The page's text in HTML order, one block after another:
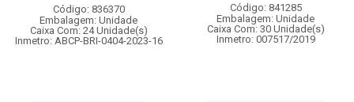
Código: 836370
Embalagem: Unidade
Caixa Com: 24 Unidade(s)
Inmetro: ABCP-BRI-0404-2023-16
Código: 841285
Embalagem: Unidade
Caixa Com: 30 Unidade(s)
Inmetro: 007517/2019